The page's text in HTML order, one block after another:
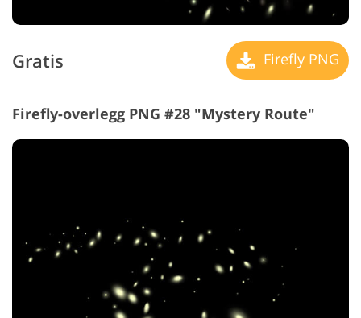
Gratis Firefly PNG
Firefly-overlegg PNG #28 "Mystery Route"